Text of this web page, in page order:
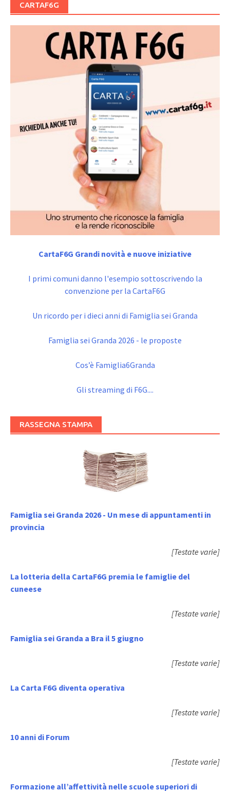
CARTAF6G
CartaF6G Grandi novità e nuove iniziative
I primi comuni danno l'esempio sottoscrivendo la
convenzione per la CartaF6G
Un ricordo per i dieci anni di Famiglia sei Granda
Famiglia sei Granda 2026 - le proposte
Cos’è Famiglia6Granda
Gli streaming di F6G....
RASSEGNA STAMPA
Famiglia sei Granda 2026 - Un mese di appuntamenti in
provincia
[Testate varie]
La lotteria della CartaF6G premia le famiglie del
cuneese
[Testate varie]
Famiglia sei Granda a Bra il 5 giugno
[Testate varie]
La Carta F6G diventa operativa
[Testate varie]
10 anni di Forum
[Testate varie]
Formazione all’affettività nelle scuole superiori di